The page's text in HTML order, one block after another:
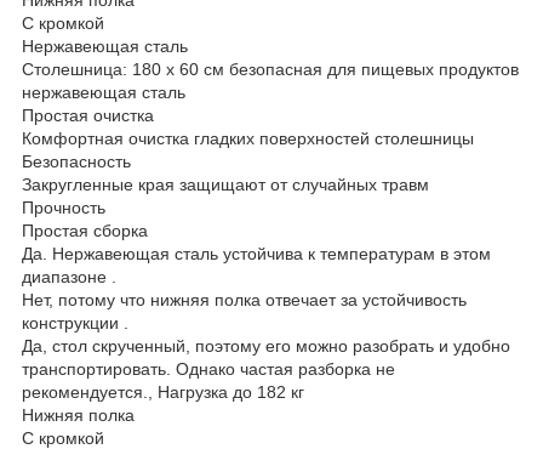
С кромкой
Нержавеющая сталь
Столешница: 180 x 60 см безопасная для пищевых продуктов
нержавеющая сталь
Простая очистка
Комфортная очистка гладких поверхностей столешницы
Безопасность
Закругленные края защищают от случайных травм
Прочность
Простая сборка
Да. Нержавеющая сталь устойчива к температурам в этом
диапазоне .
Нет, потому что нижняя полка отвечает за устойчивость
конструкции .
Да, стол скрученный, поэтому его можно разобрать и удобно
транспортировать. Однако частая разборка не
рекомендуется., Нагрузка до 182 кг
Нижняя полка
С кромкой